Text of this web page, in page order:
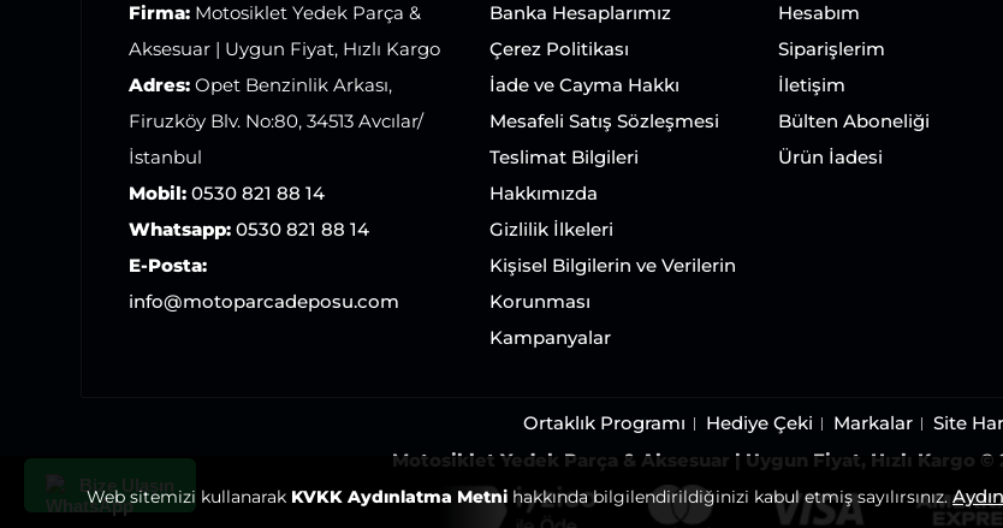
Firma: Motosiklet Yedek Parça &
Aksesuar | Uygun Fiyat, Hızlı Kargo
Adres: Opet Benzinlik Arkası,
Firuzköy Blv. No:80, 34513 Avcılar/
İstanbul
Mobil: 0530 821 88 14
Whatsapp: 0530 821 88 14
E-Posta:
info@motoparcadeposu.com
Banka Hesaplarımız
Çerez Politikası
İade ve Cayma Hakkı
Mesafeli Satış Sözleşmesi
Teslimat Bilgileri
Hakkımızda
Gizlilik İlkeleri
Kişisel Bilgilerin ve Verilerin
Korunması
Kampanyalar
Hesabım
Siparişlerim
İletişim
Bülten Aboneliği
Ürün İadesi
Ortaklık Programı Hediye Çeki Markalar Site
Motosiklet Yedek Parça & Aksesuar | Uygun Fiyat, Hızlı Kargo ©
Web sitemizi kullanarak KVKK Aydınlatma Metni hakkında bilgilendirildiğinizi kabul etmiş sayılırsınız.
Bize Ulaşın